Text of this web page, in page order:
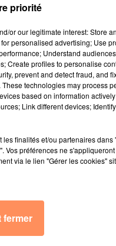
Samedi,
d'une mort
Assis à
relayée
sur le siège du
centaine de
car s'était déjà
D'après
8
priorité
or our legitimate interest: Store
personalised advertising; Use
Understand
Create profiles to personalise
prevent and detect fraud, and
technologies may process
based on information actively
Link different devices;
finalités et/ou partenaires dans
Vos préférences ne
via le lien "Gérer les cookies"
fermer